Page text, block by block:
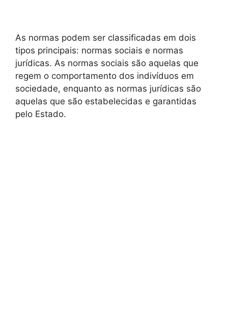
As normas podem ser classificadas em dois
tipos principais: normas sociais e normas
jurídicas. As normas sociais são aquelas que
regem o comportamento dos indivíduos em
sociedade, enquanto as normas jurídicas são
aquelas que são estabelecidas e garantidas
pelo Estado.